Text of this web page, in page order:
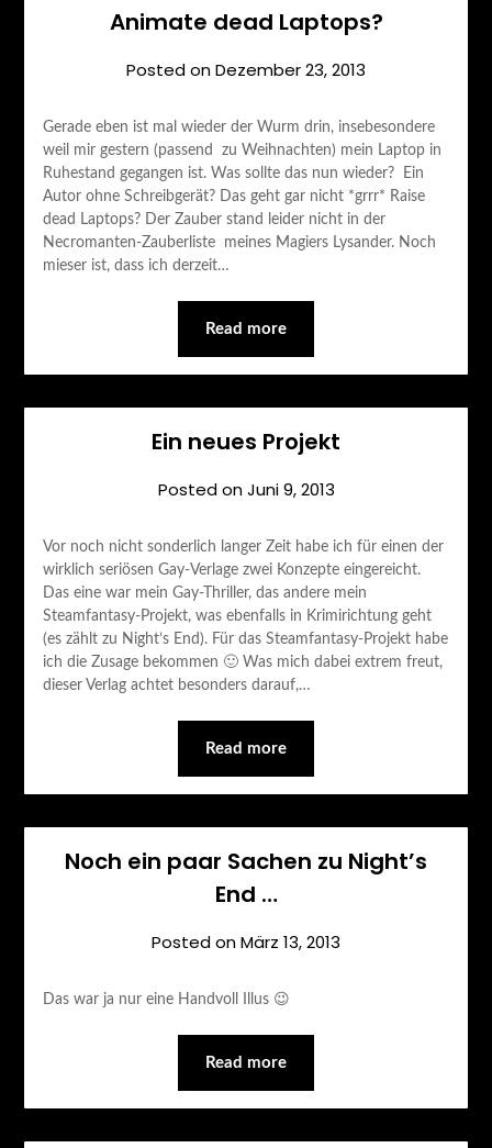
Animate dead Laptops?
Posted onDezember 23, 2013
Gerade eben ist mal wieder der Wurm drin, insebesondere
weil mir gestern (passend zu Weihnachten) mein Laptop in
Ruhestand gegangen ist. Was sollte das nun wieder? Ein
Autor ohne Schreibgerät? Das geht gar nicht *grrr* Raise
dead Laptops? Der Zauber stand leider nicht in der
Necromanten-Zauberliste meines Magiers Lysander. Noch
mieser ist, dass ich derzeit…
Read more
Ein neues Projekt
Posted onJuni 9, 2013
Vor noch nicht sonderlich langer Zeit habe ich für einen der
wirklich seriösen Gay-Verlage zwei Konzepte eingereicht.
Das eine war mein Gay-Thriller, das andere mein
Steamfantasy-Projekt, was ebenfalls in Krimirichtung geht
(es zählt zu Night’s End). Für das Steamfantasy-Projekt habe
ich die Zusage bekommen 🙂 Was mich dabei extrem freut,
dieser Verlag achtet besonders darauf,…
Read more
Noch ein paar Sachen zu Night’s
End …
Posted onMärz 13, 2013
Das war ja nur eine Handvoll Illus 😉
Read more